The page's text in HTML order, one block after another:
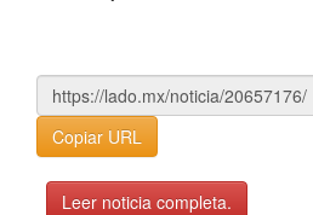
Copiar URL
Leer noticia completa.